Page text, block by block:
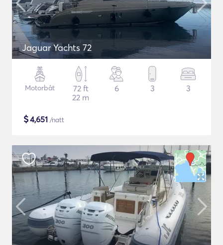
Jaguar Yachts 72
Motorbåt
72 ft
22 m
6 3 3
$4,651 /natt